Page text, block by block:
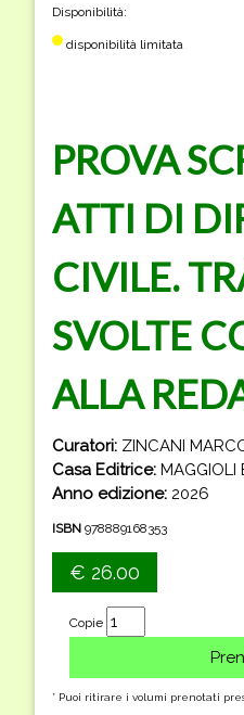
Disponibilità:
disponibilità limitata
PROVA
ATTI DI
CIVILE.
SVOLTE
ALLA
Curatori: ZINCANI
Casa Editrice: MAGGIOLI
Anno edizione: 2026
ISBN 978889168353
€ 26.00
Copie
* Puoi ritirare i volumi prenotati